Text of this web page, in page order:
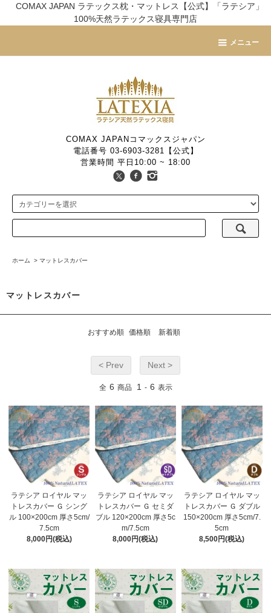
COMAX JAPAN ラテックス枕・マットレス【公式】「ラテシア」
100%天然ラテックス寝具専門店
メニュー
COMAX JAPANコマックスジャパン
電話番号 03-6903-3281【公式】
営業時間 平日10:00 ~ 18:00
ホーム > マットレスカバー
マットレスカバー
おすすめ順 価格順 新着順
< Prev Next >
全 6 商品 1 - 6 表示
ラテシア ロイヤル マッ
トレスカバー Ｇ シング
ル 100×200cm 厚さ5cm/
7.5cm
8,000円(税込)
ラテシア ロイヤル マッ
トレスカバー Ｇ セミダ
ブル 120×200cm 厚さ5c
m/7.5cm
8,000円(税込)
ラテシア ロイヤル マッ
トレスカバー Ｇ ダブル
150×200cm 厚さ5cm/7.
5cm
8,500円(税込)